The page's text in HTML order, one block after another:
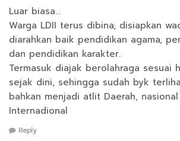
Luar biasa…
Warga LDII terus dibina, disiapkan
diarahkan baik pendidikan agama,
dan pendidikan karakter.
Termasuk diajak berolahraga sesuai
sejak dini, sehingga sudah byk
bahkan menjadi atlit Daerah,
Internadional
Reply